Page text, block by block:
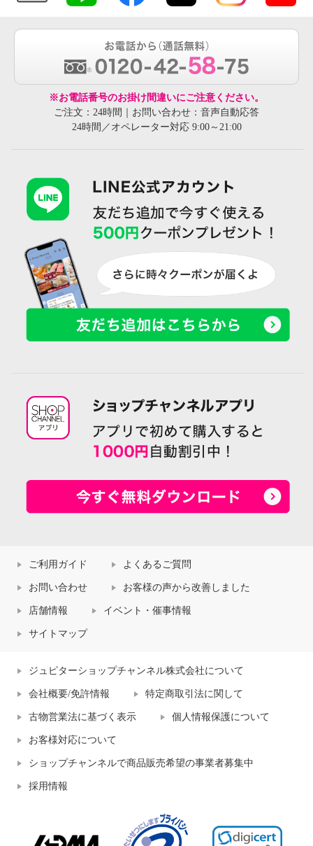
※お電話番号のお掛け間違いにご注意ください。
ご注文：24時間｜お問い合わせ：音声自動応答
24時間／オペレーター対応 9:00～21:00
ご利用ガイド よくあるご質問
お問い合わせ お客様の声から改善しました
店舗情報 イベント・催事情報
サイトマップ
ジュピターショップチャンネル株式会社について
会社概要/免許情報 特定商取引法に関して
古物営業法に基づく表示 個人情報保護について
お客様対応について
ショップチャンネルで商品販売希望の事業者募集中
採用情報